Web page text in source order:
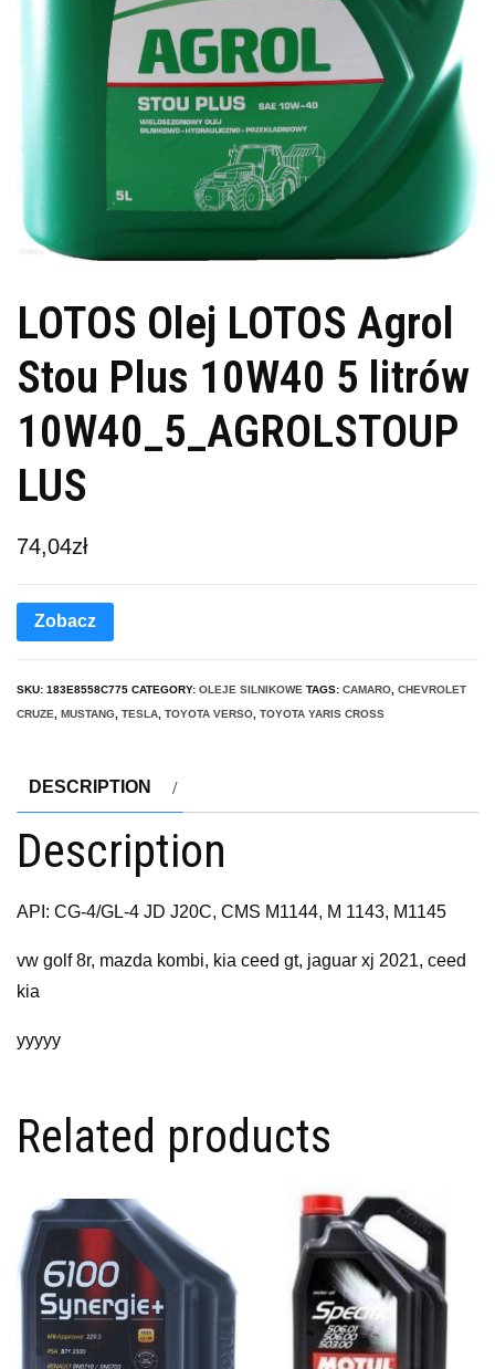
LOTOS Olej LOTOS Agrol
Stou Plus 10W40 5 litrów
10W40_5_AGROLSTOUP
LUS
74,04zł
Zobacz
SKU: 183E8558C775 CATEGORY: OLEJE SILNIKOWE TAGS: CAMARO, CHEVROLET
CRUZE, MUSTANG, TESLA, TOYOTA VERSO, TOYOTA YARIS CROSS
DESCRIPTION
Description
API: CG-4/GL-4 JD J20C, CMS M1144, M 1143, M1145
vw golf 8r, mazda kombi, kia ceed gt, jaguar xj 2021, ceed
kia
yyyyy
Related products